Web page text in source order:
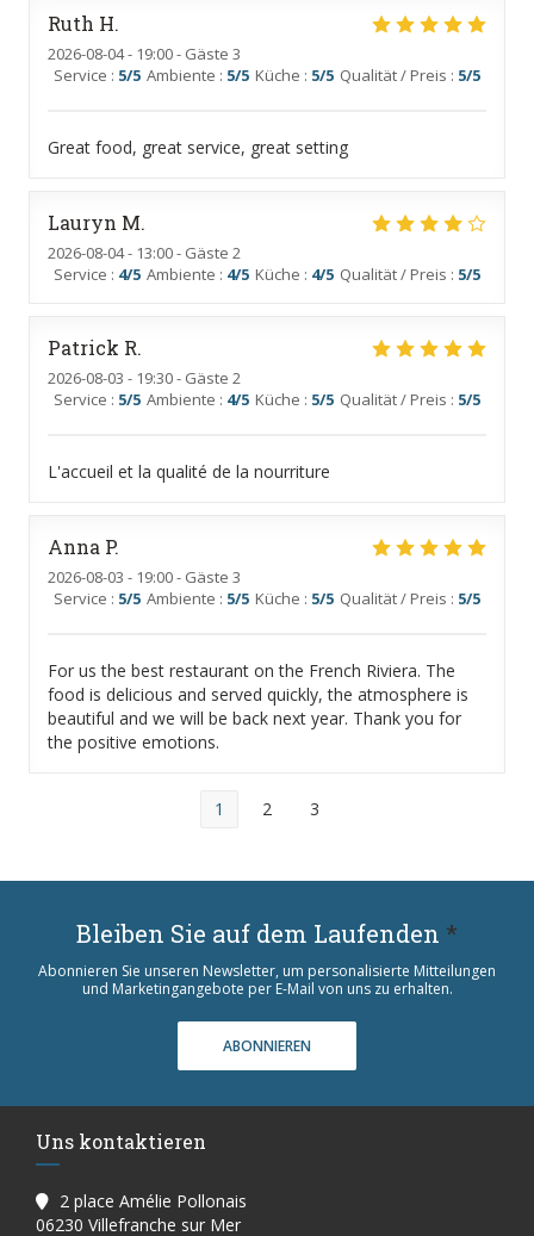
Ruth H
2026-08-04- 19:00 - Gäste 3
Service : 5/5 Ambiente : 5/5 Küche : 5/5 Qualität / Preis : 5/5
Great food, great service, great setting
Lauryn M
2026-08-04- 13:00 - Gäste 2
Service : 4/5 Ambiente : 4/5 Küche : 4/5 Qualität / Preis : 5/5
Patrick R
2026-08-03 - 19:30 - Gäste 2
Service : 5/5 Ambiente : 4/5 Küche : 5/5 Qualität / Preis : 5/5
L'accueil et la qualité de la nourriture
Anna P
2026-08-03 - 19:00 - Gäste 3
Service : 5/5 Ambiente : 5/5 Küche : 5/5 Qualität / Preis : 5/5
For us the best restaurant on the French Riviera. The
food is delicious and served quickly, the atmosphere is
beautiful and we will be back next year. Thank you for
the positive emotions.
1 2 3
Bleiben Sie auf dem Laufenden *
Abonnieren Sie unseren Newsletter, um personalisierte Mitteilungen
und Marketingangebote per E-Mail von uns zu erhalten.
ABONNIEREN
Uns kontaktieren
2 place Amélie Pollonais
06230 Villefranche sur Mer((öffnet ein neues Fenster))